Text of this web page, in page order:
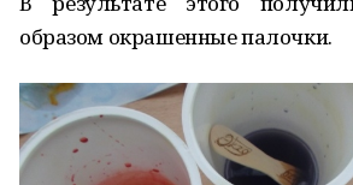
образом окрашенные палочки.